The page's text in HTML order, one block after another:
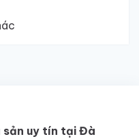
uy tín tại Đà